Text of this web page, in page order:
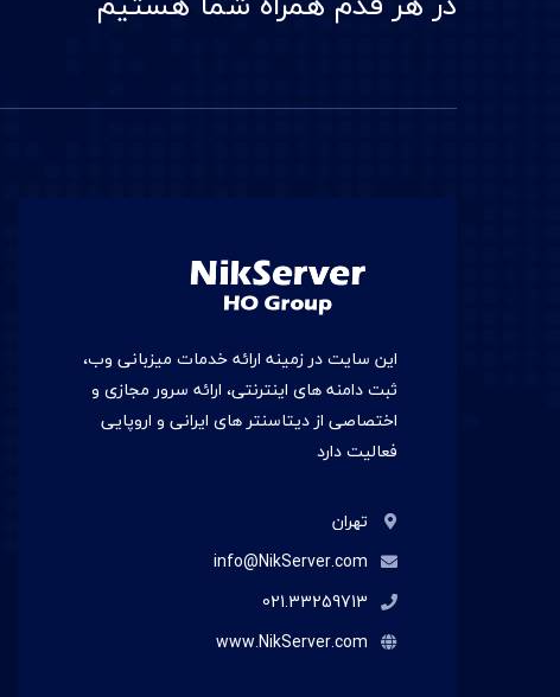
این سایت در زمينه ارائه خدمات میزبانی وب،
ثبت دامنه های اینترنتی، ارائه سرور مجازی و
اختصاصی از دیتاسنتر های ایرانی و اروپایی
فعالیت دارد
تهران
info@NikServer.com
021.33259713
www.NikServer.com